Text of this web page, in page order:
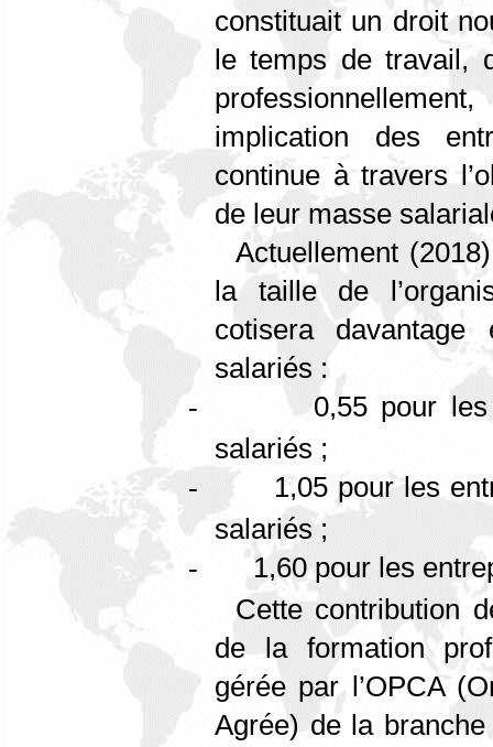
constituait un droit
le temps de travail,
implication des
continue à travers
de leur masse
Actuellement
la taille de
cotisera
salariés :
-
0,55 pour
salariés ;
-
1,05 pour les
salariés ;
-
1,60 pour les
Cette contribution
de la formation
gérée par l’OPCA
Agrée) de la branche